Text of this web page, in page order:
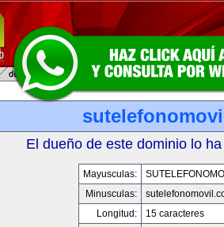
El dueño de este dominio lo
Mayusculas:
Minusculas:
Longitud:
15 caracteres